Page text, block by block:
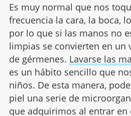
Es muy normal que nos
frecuencia la cara, la boca,
por lo que si las manos no
limpias se convierten en un
de gérmenes. Lavarse las
es un hábito sencillo que
niños. De esta manera,
piel una serie de
que adquirimos al entrar en